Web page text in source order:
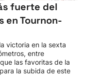
fuerte del
en Tournon-
victoria en la sexta
entre
las favoritas de la
la subida de este